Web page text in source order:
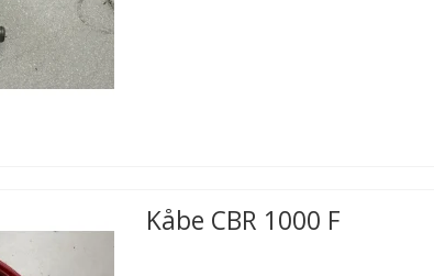
Kåbe CBR 1000 F